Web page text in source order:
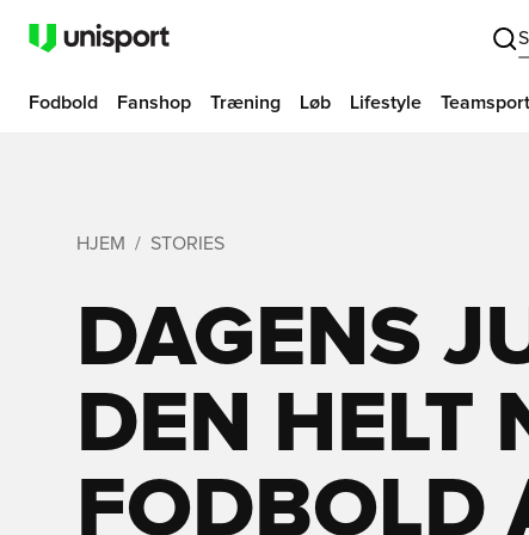
Fodbold Fanshop Træning Løb Lifestyle Teamsport
HJEM STORIES
DAGENS
DEN HELT
FODBOLD